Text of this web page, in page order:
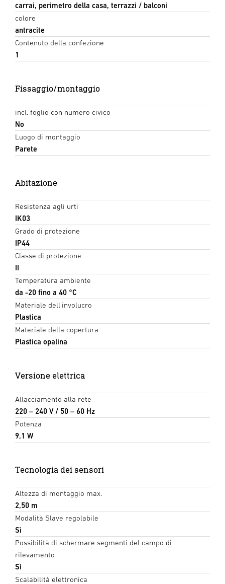
carrai, perimetro della casa, terrazzi / balconi
colore
antracite
Contenuto della confezione
1
Fissaggio/montaggio
incl. foglio con numero civico
No
Luogo di montaggio
Parete
Abitazione
Resistenza agli urti
IK03
Grado di protezione
IP44
Classe di protezione
II
Temperatura ambiente
da -20 fino a 40 °C
Materiale dell'involucro
Plastica
Materiale della copertura
Plastica opalina
Versione elettrica
Allacciamento alla rete
220 – 240 V / 50 – 60 Hz
Potenza
9,1 W
Tecnologia dei sensori
Altezza di montaggio max.
2,50 m
Modalità Slave regolabile
Sì
Possibilità di schermare segmenti del campo di
rilevamento
Sì
Scalabilità elettronica